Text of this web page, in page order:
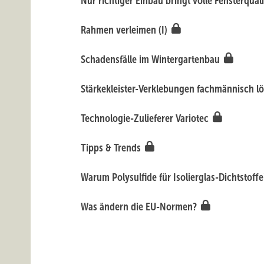
Rahmen verleimen (I)
Schadensfälle im Wintergartenbau
Stärkekleister-Verklebungen fachmännisch
Technologie-Zulieferer Variotec
Tipps & Trends
Warum Polysulfide für Isolierglas-
Was ändern die EU-Normen?